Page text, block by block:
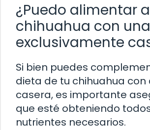
¿Puedo alimentar
chihuahua con
exclusivamente
Si bien puedes
dieta de tu chihuahua con
casera, es importante
que esté obteniendo
nutrientes necesarios.